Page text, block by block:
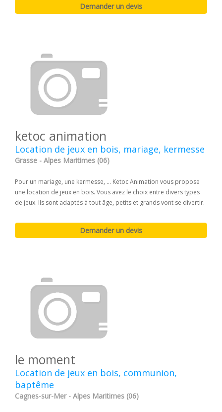
ketoc animation
Location de jeux en bois, mariage, kermesse
Grasse - Alpes Maritimes (06)
Pour un mariage, une kermesse, ... Ketoc Animation vous propose
une location de jeux en bois. Vous avez le choix entre divers types
de jeux. Ils sont adaptés à tout âge, petits et grands vont se divertir.
le moment
Location de jeux en bois, communion,
baptême
Cagnes-sur-Mer - Alpes Maritimes (06)